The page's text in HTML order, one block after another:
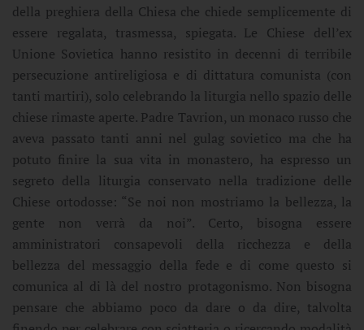
della preghiera della Chiesa che chiede semplicemente di
essere regalata, trasmessa, spiegata. Le Chiese dell’ex
Unione Sovietica hanno resistito in decenni di terribile
persecuzione antireligiosa e di dittatura comunista (con
tanti martiri), solo celebrando la liturgia nello spazio delle
chiese rimaste aperte. Padre Tavrion, un monaco russo che
aveva passato tanti anni nel gulag sovietico ma che ha
potuto finire la sua vita in monastero, ha espresso un
segreto della liturgia conservato nella tradizione delle
Chiese ortodosse: “Se noi non mostriamo la bellezza, la
gente non verrà da noi”. Certo, bisogna essere
amministratori consapevoli della ricchezza e della
bellezza del messaggio della fede e di come questo si
comunica al di là del nostro protagonismo. Non bisogna
pensare che abbiamo poco da dare o da dire, talvolta